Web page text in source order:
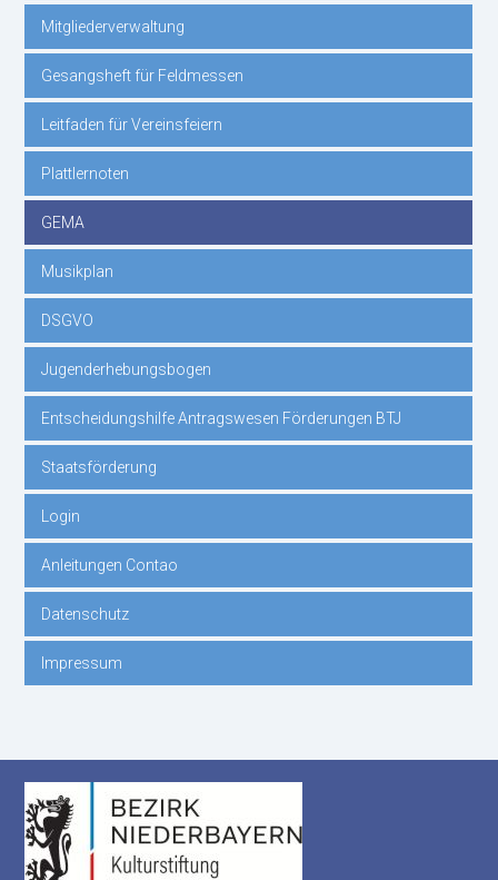
Mitgliederverwaltung
Gesangsheft für Feldmessen
Leitfaden für Vereinsfeiern
Plattlernoten
GEMA
Musikplan
DSGVO
Jugenderhebungsbogen
Entscheidungshilfe Antragswesen Förderungen BTJ
Staatsförderung
Login
Anleitungen Contao
Datenschutz
Impressum